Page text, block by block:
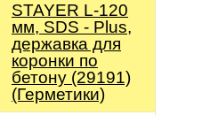
STAYER L-120
мм, SDS - Plus,
державка для
коронки по
бетону (29191)
(Герметики)